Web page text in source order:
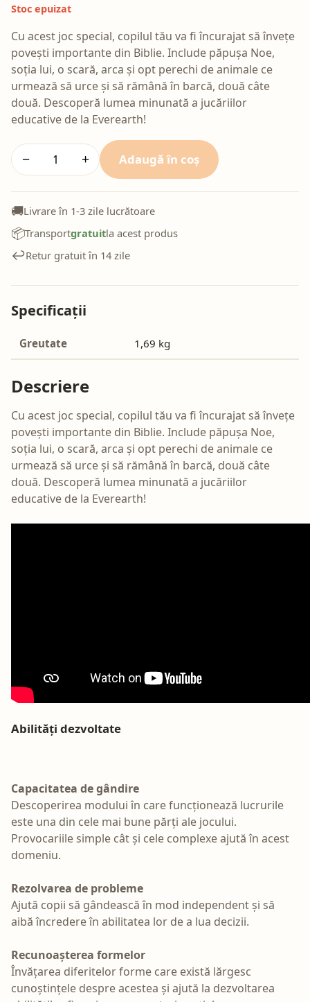
Stoc epuizat
Cu acest joc special, copilul tău va fi încurajat să învețe
povești importante din Biblie. Include păpușa Noe,
soția lui, o scară, arca și opt perechi de animale ce
urmează să urce și să rămână în barcă, două câte
două. Descoperă lumea minunată a jucăriilor
educative de la Everearth!
− + Adaugă în coș
🚚Livrare în 1-3 zile lucrătoare
📦Transportgratuitla acest produs
↩️Retur gratuit în 14 zile
Specificații
Greutate 1,69 kg
Descriere
Cu acest joc special, copilul tău va fi încurajat să învețe
povești importante din Biblie. Include păpușa Noe,
soția lui, o scară, arca și opt perechi de animale ce
urmează să urce și să rămână în barcă, două câte
două. Descoperă lumea minunată a jucăriilor
educative de la Everearth!
Abilități dezvoltate
Capacitatea de gândire
Descoperirea modului în care funcționează lucrurile
este una din cele mai bune părți ale jocului.
Provocariile simple cât și cele complexe ajută în acest
domeniu.
Rezolvarea de probleme
Ajută copii să gândească în mod independent și să
aibă încredere în abilitatea lor de a lua decizii.
Recunoașterea formelor
Învățarea diferitelor forme care există lărgesc
cunoștințele despre acestea și ajută la dezvoltarea